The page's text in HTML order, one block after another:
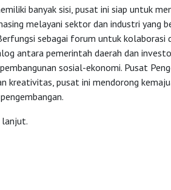
banyak sisi, pusat ini siap untuk
melayani sektor dan industri yang
sebagai forum untuk kolaborasi
antara pemerintah daerah dan
sosial-ekonomi. Pusat
kreativitas, pusat ini mendorong
lanjut.